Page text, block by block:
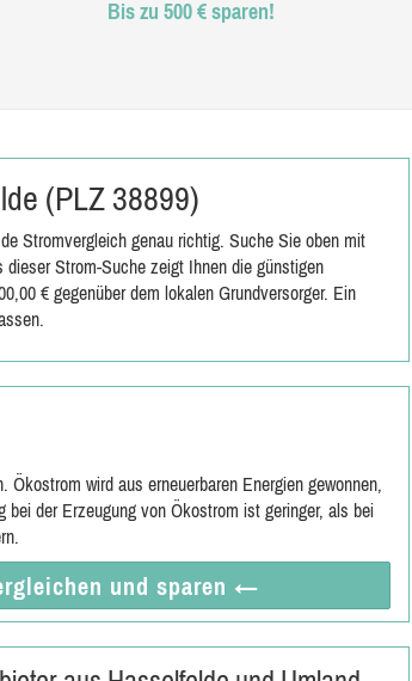
Bis zu 500 € sparen!
(PLZ 38899)
Stromvergleich genau richtig. Suche Sie oben mit
Strom-Suche zeigt Ihnen die günstigen
€ gegenüber dem lokalen Grundversorger. Ein
wird aus erneuerbaren Energien gewonnen,
der Erzeugung von Ökostrom ist geringer, als bei
und sparen ←